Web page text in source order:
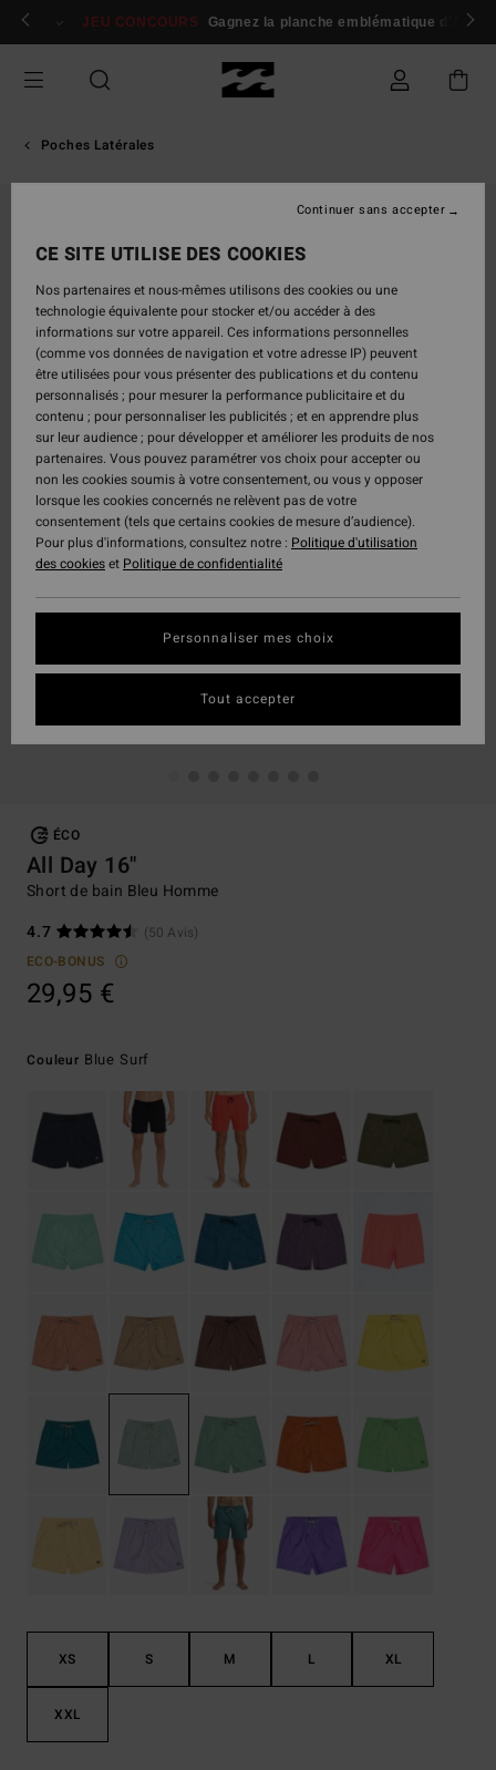
Passer
Se connecter / s'inscrire
JEU CONCOURS Gagnez la planche emblématique d'Andy
Poches Latérales
ÉCO
All Day 16"
Short de bain Bleu Homme
4.7
(50 Avis)
ECO-BONUS
29,95 €
Couleur Blue Surf
XS S M L XL
XXL
CE SITE UTILISE DES COOKIES
Nos partenaires et nous-mêmes utilisons des cookies ou une
technologie équivalente pour stocker et/ou accéder à des
informations sur votre appareil. Ces informations personnelles
(comme vos données de navigation et votre adresse IP) peuvent
être utilisées pour vous présenter des publications et du contenu
personnalisés ; pour mesurer la performance publicitaire et du
contenu ; pour personnaliser les publicités ; et en apprendre plus
sur leur audience ; pour développer et améliorer les produits de nos
partenaires. Vous pouvez paramétrer vos choix pour accepter ou
non les cookies soumis à votre consentement, ou vous y opposer
lorsque les cookies concernés ne relèvent pas de votre
consentement (tels que certains cookies de mesure d’audience).
Pour plus d'informations, consultez notre : Politique d'utilisation
des cookieset Politique de confidentialité
Personnaliser mes choix
Continuer sans accepter
Tout accepter